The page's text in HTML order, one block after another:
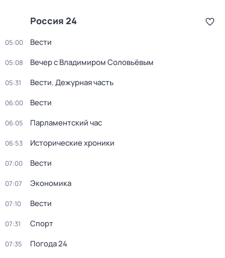
Россия 24
05:00 Вести
05:08 Вечер с Владимиром Соловьёвым
05:31 Вести. Дежурная часть
06:00 Вести
06:05 Парламентский час
06:53 Исторические хроники
07:00 Вести
07:07 Экономика
07:10 Вести
07:31 Спорт
07:35 Погода 24